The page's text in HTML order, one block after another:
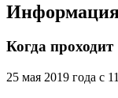
Когда проходит
25 мая 2019 года с